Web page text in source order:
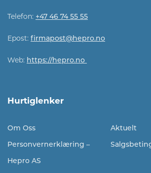
Telefon: +47 46 74 55 55
Epost: firmapost@hepro.no​​
Web: https://hepro.no
Hurtiglenker
Om Oss
Aktuelt
Personvernerklæring –
Hepro AS